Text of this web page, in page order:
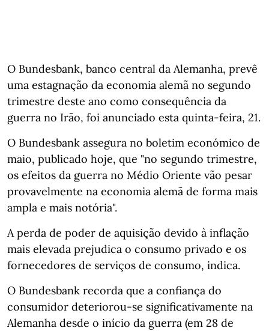
O Bundesbank, banco central da Alemanha, prevê
uma estagnação da economia alemã no segundo
trimestre deste ano como consequência da
guerra no Irão, foi anunciado esta quinta-feira, 21.
O Bundesbank assegura no boletim económico de
maio, publicado hoje, que "no segundo trimestre,
os efeitos da guerra no Médio Oriente vão pesar
provavelmente na economia alemã de forma mais
ampla e mais notória".
A perda de poder de aquisição devido à inflação
mais elevada prejudica o consumo privado e os
fornecedores de serviços de consumo, indica.
O Bundesbank recorda que a confiança do
consumidor deteriorou-se significativamente na
Alemanha desde o início da guerra (em 28 de